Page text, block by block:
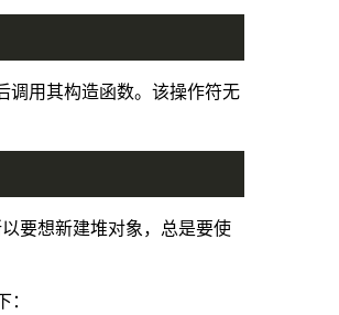
调用其构造函数。该操作符无
要想新建堆对象，总是要使